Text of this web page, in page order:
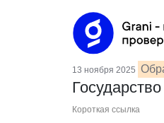
13 ноября 2025
Короткая ссылка